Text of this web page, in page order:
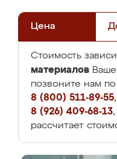
Цена
Стоимость
материалов
позвоните нам
8 (800) 511-89-55,
8 (926) 409-68-13
рассчитает